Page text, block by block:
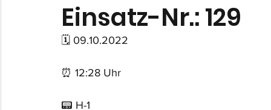
Einsatz-Nr.: 129
🗓 09.10.2022
⏰ 12:28 Uhr
📟 H-1